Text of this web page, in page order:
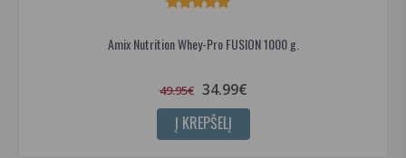
Amix Nutrition Whey-Pro FUSION 1000 g.
49.95€ 34.99€
Į KREPŠELĮ